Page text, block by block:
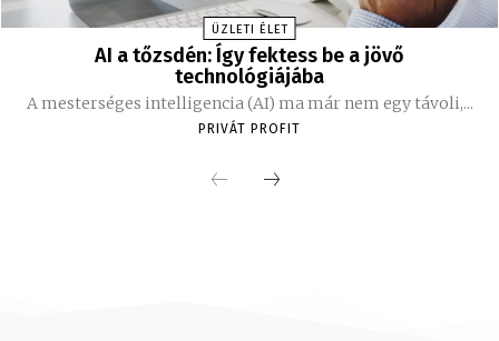
ÜZLETI ÉLET
AI a tőzsdén: Így fektess be a jövő
technológiájába
A mesterséges intelligencia (AI) ma már nem egy távoli,...
PRIVÁT PROFIT